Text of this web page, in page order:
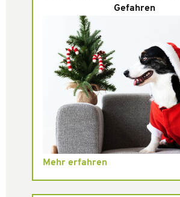
Gefahren
Mehr erfahren